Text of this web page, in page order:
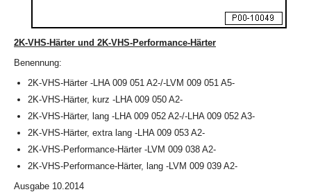
2K-VHS-Härter und 2K-VHS-Performance-Härter
Benennung:
2K-VHS-Härter -LHA 009 051 A2-/-LVM 009 051 A5-
2K-VHS-Härter, kurz -LHA 009 050 A2-
2K-VHS-Härter, lang -LHA 009 052 A2-/-LHA 009 052 A3-
2K-VHS-Härter, extra lang -LHA 009 053 A2-
2K-VHS-Performance-Härter -LVM 009 038 A2-
2K-VHS-Performance-Härter, lang -LVM 009 039 A2-
Ausgabe 10.2014